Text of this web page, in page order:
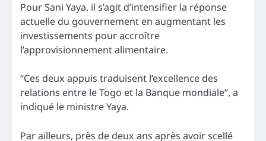
Pour Sani Yaya, il s’agit d’intensifier la réponse
actuelle du gouvernement en augmentant les
investissements pour accroître
l’approvisionnement alimentaire.
“Ces deux appuis traduisent l’excellence des
relations entre le Togo et la Banque mondiale”, a
indiqué le ministre Yaya.
Par ailleurs, près de deux ans après avoir scellé